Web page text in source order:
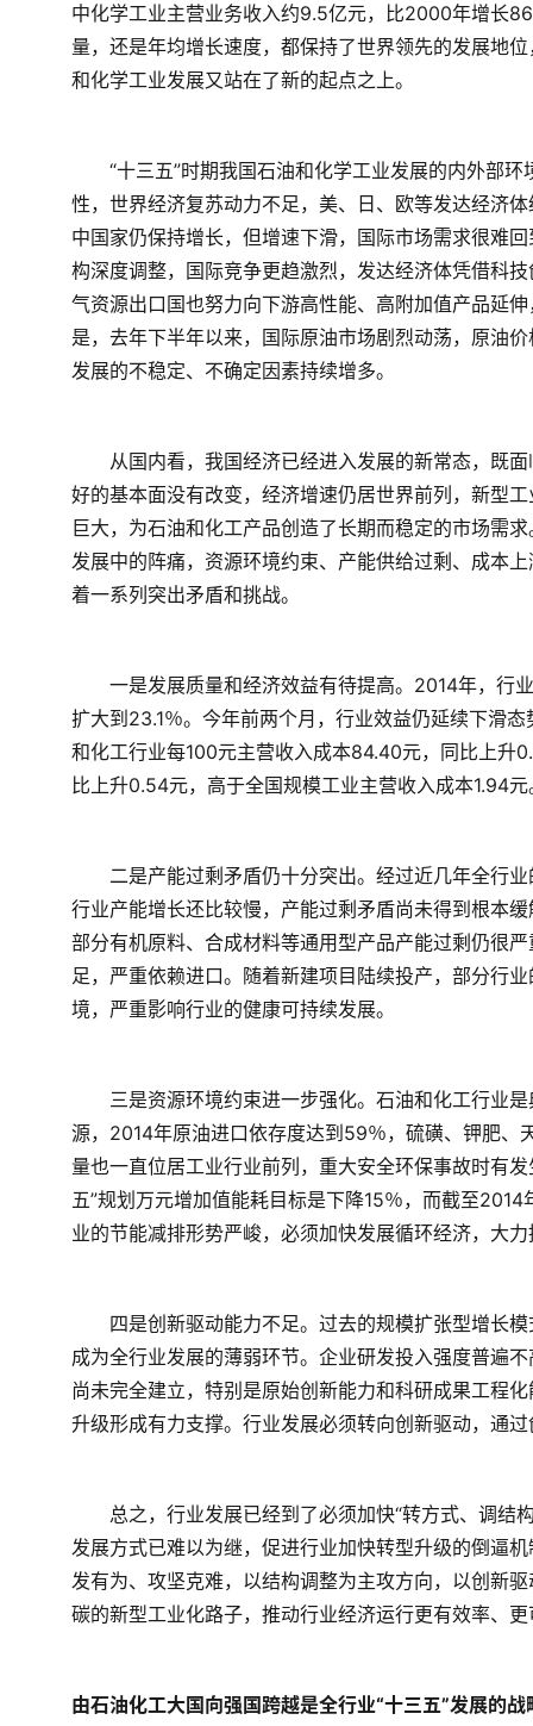
中化学工业主营业务收入约9.5亿元，比2000年增长
量，还是年均增长速度，都保持了世界领先的发展地
和化学工业发展又站在了新的起点之上。
“十三五”时期我国石油和化学工业发展的内外部环
性，世界经济复苏动力不足，美、日、欧等发达经济
中国家仍保持增长，但增速下滑，国际市场需求很难
构深度调整，国际竞争更趋激烈，发达经济体凭借科
气资源出口国也努力向下游高性能、高附加值产品延
是，去年下半年以来，国际原油市场剧烈动荡，原油
发展的不稳定、不确定因素持续增多。
从国内看，我国经济已经进入发展的新常态，既面
好的基本面没有改变，经济增速仍居世界前列，新型
巨大，为石油和化工产品创造了长期而稳定的市场需
发展中的阵痛，资源环境约束、产能供给过剩、成本
着一系列突出矛盾和挑战。
一是发展质量和经济效益有待提高。2014年，行业
扩大到23.1％。今年前两个月，行业效益仍延续下滑
和化工行业每100元主营收入成本84.40元，同比上升
比上升0.54元，高于全国规模工业主营收入成本1.94元
二是产能过剩矛盾仍十分突出。经过近几年全行业
行业产能增长还比较慢，产能过剩矛盾尚未得到根本
部分有机原料、合成材料等通用型产品产能过剩仍很
足，严重依赖进口。随着新建项目陆续投产，部分行
境，严重影响行业的健康可持续发展。
三是资源环境约束进一步强化。石油和化工行业是
源，2014年原油进口依存度达到59％，硫磺、钾肥、
量也一直位居工业行业前列，重大安全环保事故时有
五”规划万元增加值能耗目标是下降15％，而截至
业的节能减排形势严峻，必须加快发展循环经济，大
四是创新驱动能力不足。过去的规模扩张型增长模
成为全行业发展的薄弱环节。企业研发投入强度普遍
尚未完全建立，特别是原始创新能力和科研成果工程
升级形成有力支撑。行业发展必须转向创新驱动，通
总之，行业发展已经到了必须加快“转方式、调结
发展方式已难以为继，促进行业加快转型升级的倒逼
发有为、攻坚克难，以结构调整为主攻方向，以创新
碳的新型工业化路子，推动行业经济运行更有效率、
由石油化工大国向强国跨越是全行业“十三五”发展的战